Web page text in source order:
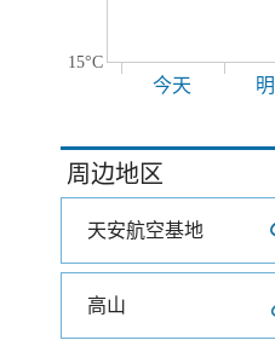
15°C
今天
周边地区
天安航空基地
高山